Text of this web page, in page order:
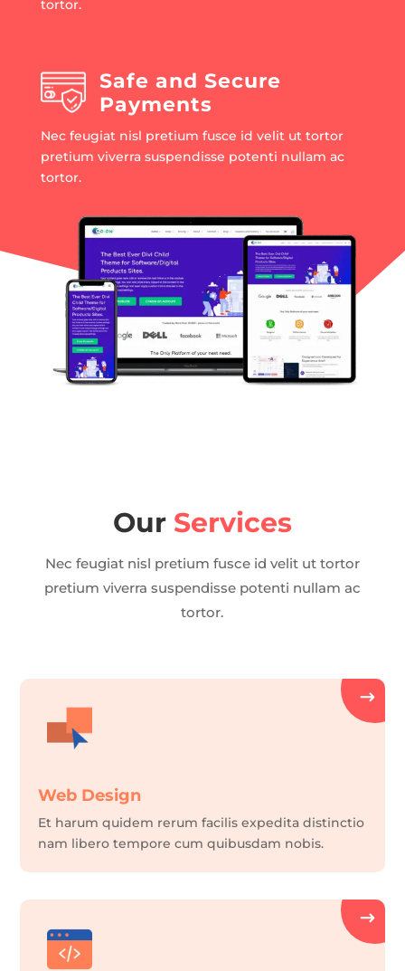
tortor.
Safe and Secure
Payments
Nec feugiat nisl pretium fusce id velit ut tortor
pretium viverra suspendisse potenti nullam ac
tortor.
Our Services
Nec feugiat nisl pretium fusce id velit ut tortor
pretium viverra suspendisse potenti nullam ac
tortor.
Web Design
Et harum quidem rerum facilis expedita distinctio
nam libero tempore cum quibusdam nobis.